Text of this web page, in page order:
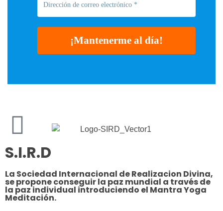
S.I.R.D
La Sociedad Internacional de Realizacion Divina,
se propone conseguir la paz mundial a través de
la paz individual introduciendo el Mantra Yoga
Meditación.